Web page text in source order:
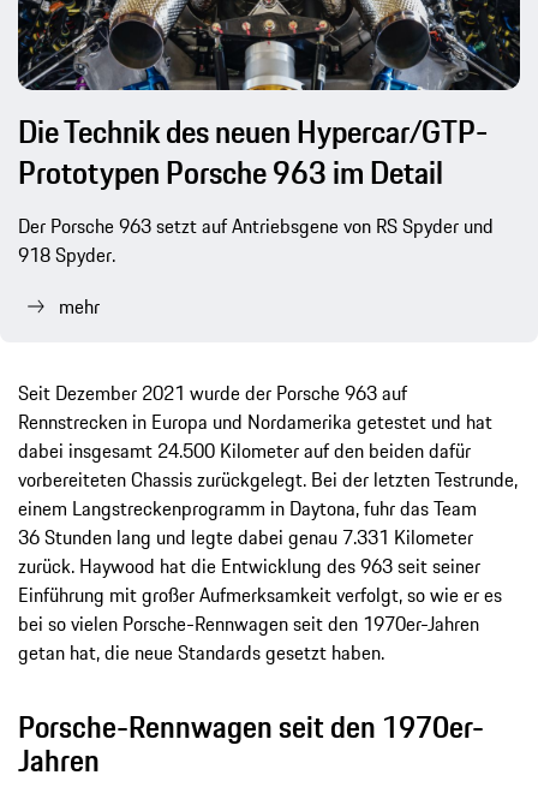
Die Technik des neuen Hypercar/GTP-
Prototypen Porsche 963 im Detail
Der Porsche 963 setzt auf Antriebsgene von RS Spyder und
918 Spyder.
mehr
Seit Dezember 2021 wurde der Porsche 963 auf
Rennstrecken in Europa und Nordamerika getestet und hat
dabei insgesamt 24.500 Kilometer auf den beiden dafür
vorbereiteten Chassis zurückgelegt. Bei der letzten Testrunde,
einem Langstreckenprogramm in Daytona, fuhr das Team
36 Stunden lang und legte dabei genau 7.331 Kilometer
zurück. Haywood hat die Entwicklung des 963 seit seiner
Einführung mit großer Aufmerksamkeit verfolgt, so wie er es
bei so vielen Porsche-Rennwagen seit den 1970er-Jahren
getan hat, die neue Standards gesetzt haben.
Porsche-Rennwagen seit den 1970er-
Jahren